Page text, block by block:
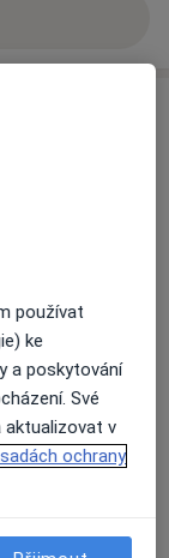
používat
ke
a poskytování
Své
v
ochrany